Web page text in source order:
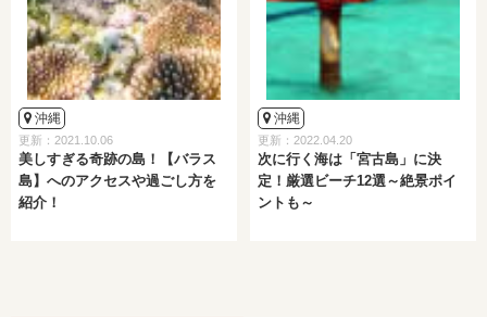
沖縄
更新：2021.10.06
美しすぎる奇跡の島！【バラス
島】へのアクセスや過ごし方を
紹介！
沖縄
更新：2022.04.20
次に行く海は「宮古島」に決
定！厳選ビーチ12選～絶景ポイ
ントも～